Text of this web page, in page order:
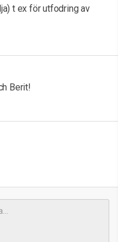
t ex för utfodring av
Berit!